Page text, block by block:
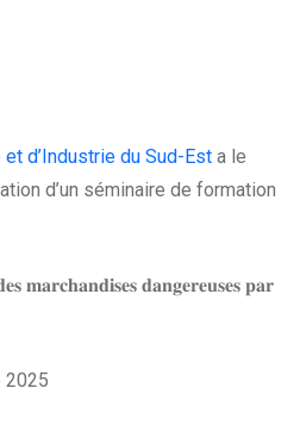
d’Industrie du Sud-Est a le
d’un séminaire de formation
𝐦𝐚𝐫𝐜𝐡𝐚𝐧𝐝𝐢𝐬𝐞𝐬 𝐝𝐚𝐧𝐠𝐞𝐫𝐞𝐮𝐬𝐞𝐬 𝐩𝐚𝐫
2025